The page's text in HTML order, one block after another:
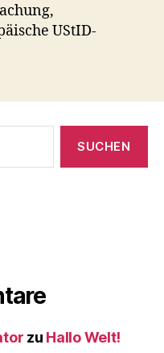
UStID-
zu Hallo Welt!